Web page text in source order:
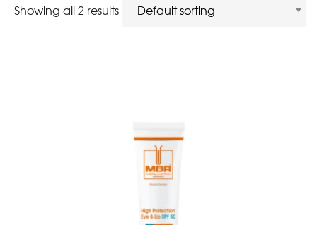
Showing all 2 results Default sorting